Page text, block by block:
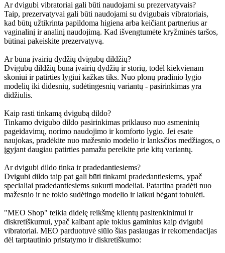
Ar dvigubi vibratoriai gali būti naudojami su prezervatyvais?
Taip, prezervatyvai gali būti naudojami su dvigubais vibratoriais,
kad būtų užtikrinta papildoma higiena arba keičiant partnerius ar
vaginalinį ir analinį naudojimą. Kad išvengtumėte kryžminės taršos,
būtinai pakeiskite prezervatyvą.
Ar būna įvairių dydžių dvigubų dildžių?
Dvigubų dildžių būna įvairių dydžių ir storių, todėl kiekvienam
skoniui ir patirties lygiui kažkas tiks. Nuo plonų pradinio lygio
modelių iki didesnių, sudėtingesnių variantų - pasirinkimas yra
didžiulis.
Kaip rasti tinkamą dvigubą dildo?
Tinkamo dvigubo dildo pasirinkimas priklauso nuo asmeninių
pageidavimų, norimo naudojimo ir komforto lygio. Jei esate
naujokas, pradėkite nuo mažesnio modelio ir lanksčios medžiagos, o
įgyjant daugiau patirties pamažu pereikite prie kitų variantų.
Ar dvigubi dildo tinka ir pradedantiesiems?
Dvigubi dildo taip pat gali būti tinkami pradedantiesiems, ypač
specialiai pradedantiesiems sukurti modeliai. Patartina pradėti nuo
mažesnio ir ne tokio sudėtingo modelio ir laikui bėgant tobulėti.
"MEO Shop" teikia didelę reikšmę klientų pasitenkinimui ir
diskretiškumui, ypač kalbant apie tokius gaminius kaip dvigubi
vibratoriai. MEO parduotuvė siūlo šias paslaugas ir rekomendacijas
dėl tarptautinio pristatymo ir diskretiškumo: